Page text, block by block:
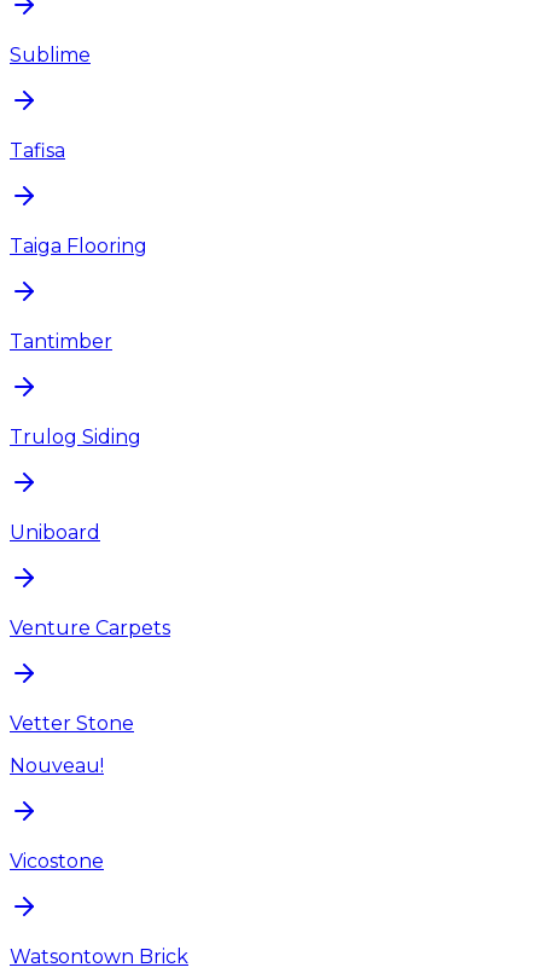
Sublime
Tafisa
Taiga Flooring
Tantimber
Trulog Siding
Uniboard
Venture Carpets
Vetter Stone
Nouveau!
Vicostone
Watsontown Brick